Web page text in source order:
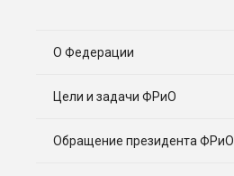
О Федерации
Цели и задачи ФРиО
Обращение президента ФРиО